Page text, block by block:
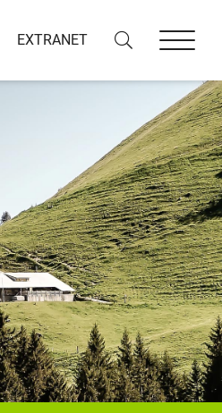
EXTRANET